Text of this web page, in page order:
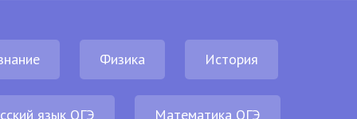
Физика История
язык ОГЭ Математика ОГЭ